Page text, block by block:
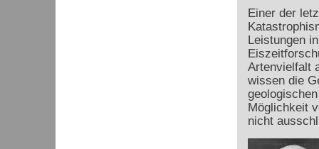
Einer der
Leistungen
Artenvielfalt
wissen die
Möglichkeit
nicht